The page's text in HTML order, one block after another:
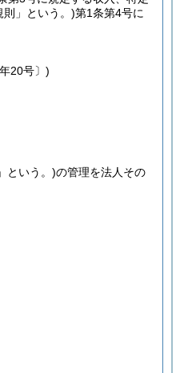
」という。)第1条第4号に
20号〕)
という。)の管理を法人その